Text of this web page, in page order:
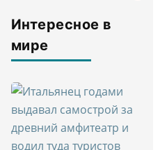
Интересное в
мире